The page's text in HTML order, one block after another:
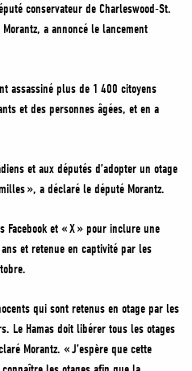
conservateur de Charleswood-St.
a annoncé le lancement
assassiné plus de 1 400 citoyens
et des personnes âgées, et en a
et aux députés d’adopter un otage
», a déclaré le député Morantz.
Facebook et « X » pour inclure une
et retenue en captivité par les
qui sont retenus en otage par les
Le Hamas doit libérer tous les otages
Morantz. « J’espère que cette